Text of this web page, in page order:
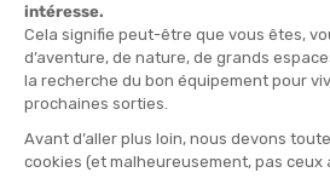
DISPONIBILE - SPEDITO IN 24/48 ORE
19,95 €